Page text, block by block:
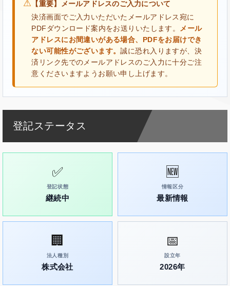
⚠ 【重要】メールアドレスのご入力について
決済画面でご入力いただいたメールアドレス宛に
PDFダウンロード案内をお送りいたします。
メール
アドレスにお間違いがある場合、PDFをお届けでき
ない可能性がございます。誠に恐れ入りますが、決
済リンク先でのメールアドレスのご入力に十分ご注
意くださいますようお願い申し上げます。
登記ステータス
✅
登記状態
継続中
🆕
情報区分
最新情報
🏢
法人種別
株式会社
📅
設立年
2026年